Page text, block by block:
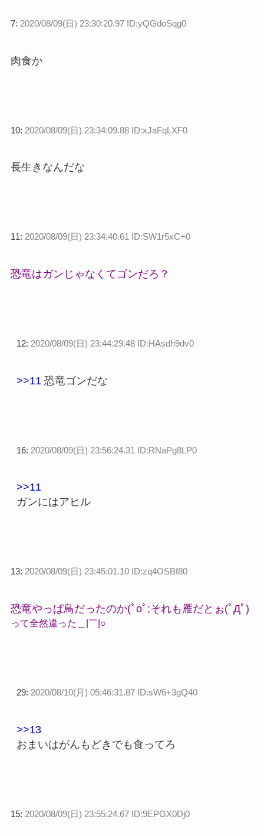
7: 2020/08/09(日) 23:30:20.97 ID:yQGdoSqg0
肉食か
10: 2020/08/09(日) 23:34:09.88 ID:xJaFqLXF0
長生きなんだな
11: 2020/08/09(日) 23:34:40.61 ID:SW1r5xC+0
恐竜はガンじゃなくてゴンだろ？
12: 2020/08/09(日) 23:44:29.48 ID:HAsdh9dv0
>>11 恐竜ゴンだな
16: 2020/08/09(日) 23:56:24.31 ID:RNaPg8LP0
>>11
ガンにはアヒル
13: 2020/08/09(日) 23:45:01.10 ID:zq4OSBf80
恐竜やっぱ鳥だったのか(ﾟoﾟ;それも雁だとぉ(ﾟДﾟ)
って全然違った＿|￣|○
29: 2020/08/10(月) 05:46:31.87 ID:sW6+3gQ40
>>13
おまいはがんもどきでも食ってろ
15: 2020/08/09(日) 23:55:24.67 ID:9EPGX0Dj0